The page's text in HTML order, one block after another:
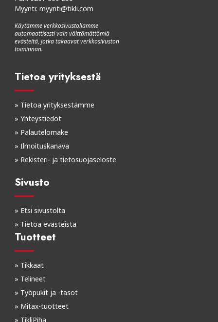
Myynti: myynti@tikli.com
Käytämme verkkosivustollamme
automaattisesti vain välttämättömiä
evästeitä, jotka takaavat verkkosivuston
toiminnan.
Tietoa yrityksestä
» Tietoa yrityksestämme
» Yhteystiedot
» Palautelomake
» Ilmoituskanava
» Rekisteri- ja tietosuojaseloste
Sivusto
» Etsi sivustolta
» Tietoa evästeistä
Tuotteet
» Tikkaat
» Telineet
» Työpukit ja -tasot
» Mitax-tuotteet
» TikliPiha